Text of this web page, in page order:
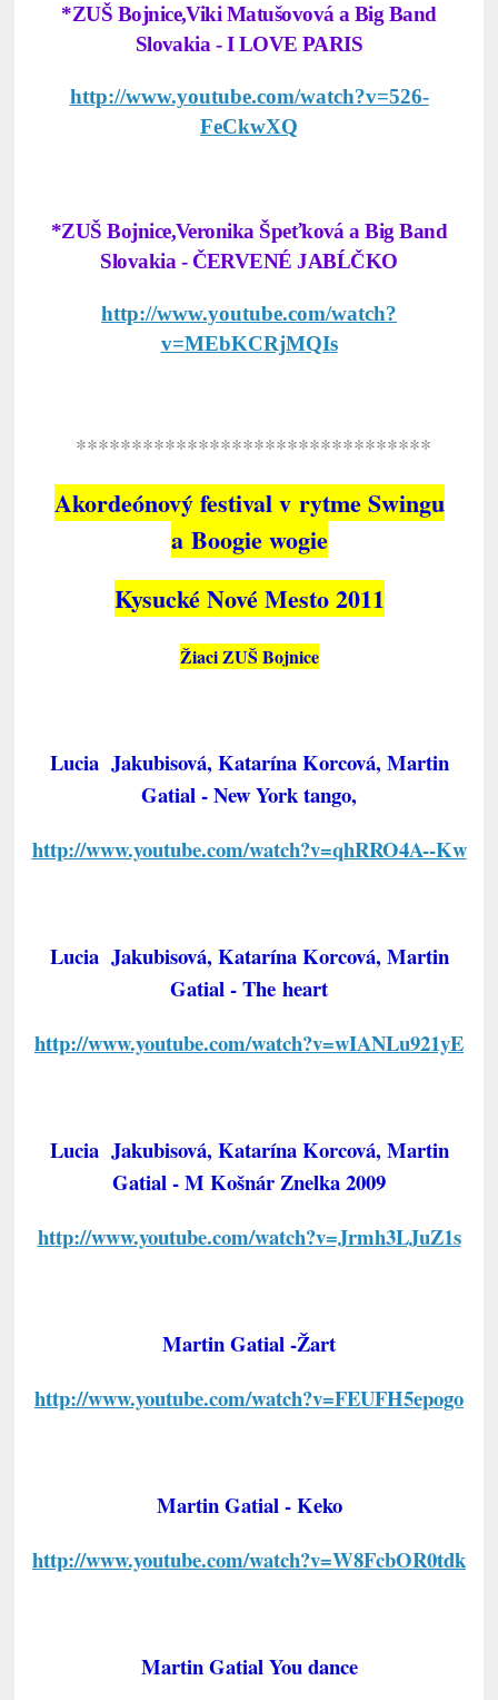
*ZUŠ Bojnice,Viki Matušovová a Big Band
Slovakia - I LOVE PARIS
http://www.youtube.com/watch?v=526-
FeCkwXQ
*ZUŠ Bojnice,Veronika Špeťková a Big Band
Slovakia - ČERVENÉ JABĹČKO
http://www.youtube.com/watch?
v=MEbKCRjMQIs
********************************
Akordeónový festival v rytme Swingu
a Boogie wogie
Kysucké Nové Mesto 2011
Žiaci ZUŠ Bojnice
Lucia Jakubisová, Katarína Korcová, Martin
Gatial - New York tango,
http://www.youtube.com/watch?v=qhRRO4A--Kw
Lucia Jakubisová, Katarína Korcová, Martin
Gatial - The heart
http://www.youtube.com/watch?v=wIANLu921yE
Lucia Jakubisová, Katarína Korcová, Martin
Gatial - M Košnár Znelka 2009
http://www.youtube.com/watch?v=Jrmh3LJuZ1s
Martin Gatial -Žart
http://www.youtube.com/watch?v=FEUFH5epogo
Martin Gatial - Keko
http://www.youtube.com/watch?v=W8FcbOR0tdk
Martin Gatial You dance